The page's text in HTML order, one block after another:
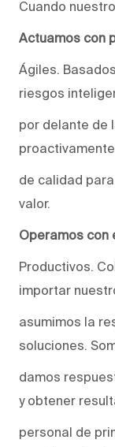
Cuando
Actuamos con
Ágiles.
riesgos
por delante de
de calidad
valor.
Operamos con
Productivos.
importar
asumimos la
soluciones.
damos
y obtener
personal de